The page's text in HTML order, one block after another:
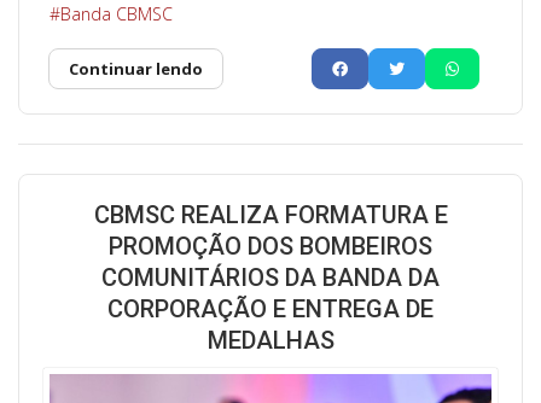
Banda CBMSC
Continuar lendo
CBMSC REALIZA FORMATURA E
PROMOÇÃO DOS BOMBEIROS
COMUNITÁRIOS DA BANDA DA
CORPORAÇÃO E ENTREGA DE
MEDALHAS